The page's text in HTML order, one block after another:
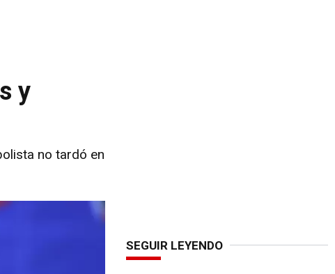
y
no tardó en
SEGUIR LEYENDO